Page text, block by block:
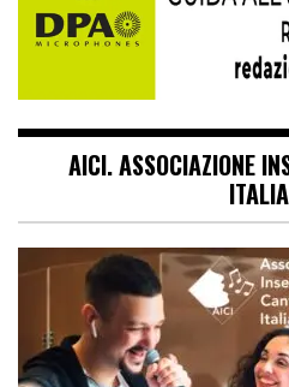
AICI. ASSOCIAZIONE